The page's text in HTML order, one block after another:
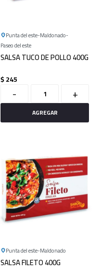
Punta del este Maldonado
Paseo del este
SALSA TUCO DE POLLO 400G
$245
- +
Punta del este Maldonado
SALSA FILETO 400G